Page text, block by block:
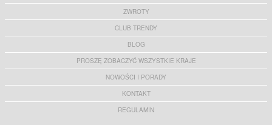
ZWROTY
CLUB TRENDY
BLOG
PROSZĘ ZOBACZYĆ WSZYSTKIE KRAJE
NOWOŚCI I PORADY
KONTAKT
REGULAMIN